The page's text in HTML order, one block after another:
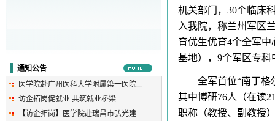
通知公告
医学院赴广州医科大学附属第一医院...
访企拓岗促就业 共筑就业桥梁
【访企拓岗】医学院赴瑞昌市弘光建...
机关部门，30个临床
入我院，称兰州军区
育优生优育4个全军
基地），9个军区专
全军首位“南丁格
其中博研76人（在读
职称（教授、副教授